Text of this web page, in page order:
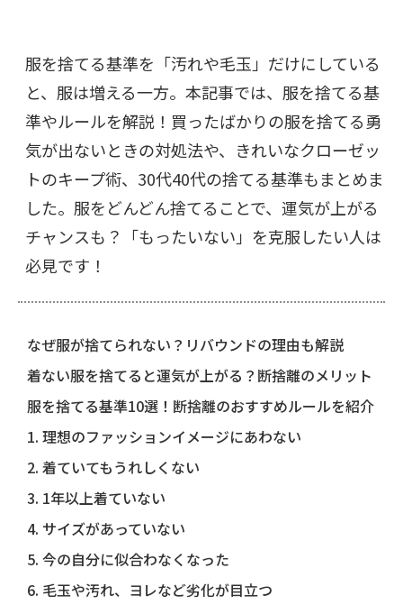
服を捨てる基準を「汚れや毛玉」だけにしている
と、服は増える一方。本記事では、服を捨てる基
準やルールを解説！買ったばかりの服を捨てる勇
気が出ないときの対処法や、きれいなクローゼッ
トのキープ術、30代40代の捨てる基準もまとめま
した。服をどんどん捨てることで、運気が上がる
チャンスも？「もったいない」を克服したい人は
必見です！
なぜ服が捨てられない？リバウンドの理由も解説
着ない服を捨てると運気が上がる？断捨離のメリット
服を捨てる基準10選！断捨離のおすすめルールを紹介
1. 理想のファッションイメージにあわない
2. 着ていてもうれしくない
3. 1年以上着ていない
4. サイズがあっていない
5. 今の自分に似合わなくなった
6. 毛玉や汚れ、ヨレなど劣化が目立つ